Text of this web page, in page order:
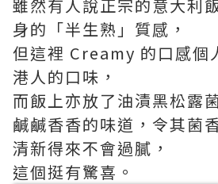
雖然有人說正宗的意大利
身的「半生熟」質感，
但這裡 Creamy 的口感個
港人的口味，
而飯上亦放了油漬黑松露
鹹鹹香香的味道，令其菌
清新得來不會過膩，
這個挺有驚喜。